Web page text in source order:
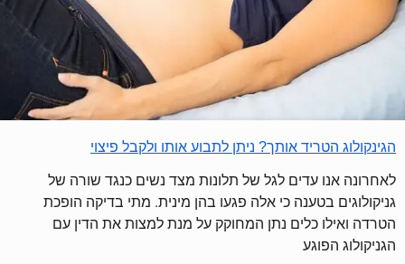
הגינקולוג הטריד אותך? ניתן לתבוע אותו ולקבל פיצוי
לאחרונה אנו עדים לגל של תלונות מצד נשים כנגד שורה של
גניקולוגים בטענה כי אלה פגעו בהן מינית. מתי בדיקה הופכת
הטרדה ואילו כלים נתן המחוקק על מנת למצות את הדין עם
הגניקולוג הפוגע